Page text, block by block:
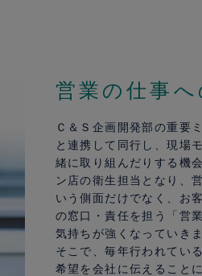
営業の仕事
Ｃ＆Ｓ企画開発部の重要
と連携して同行し、現場
緒に取り組んだりする機
ン店の衛生担当となり、
いう側面だけでなく、お
の窓口・責任を担う「営
気持ちが強くなっていきま
そこで、毎年行われてい
希望を会社に伝えること